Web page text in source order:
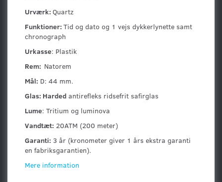
Urværk: Quartz
Funktioner: Tid og dato og 1 vejs dykkerlynette samt
chronograph
Urkasse: Plastik
Rem: Natorem
Mål: D: 44 mm.
Glas: Harded antirefleks ridsefrit safirglas
Lume: Tritium og luminova
Vandtæt: 20ATM (200 meter)
Garanti: 3 år (kronometer giver 1 års ekstra garanti
en fabriksgarantien).
Mere information